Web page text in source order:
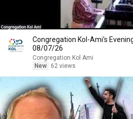
Congregation Kol-Ami's
08/07/26
Congregation Kol Ami
New
62 views